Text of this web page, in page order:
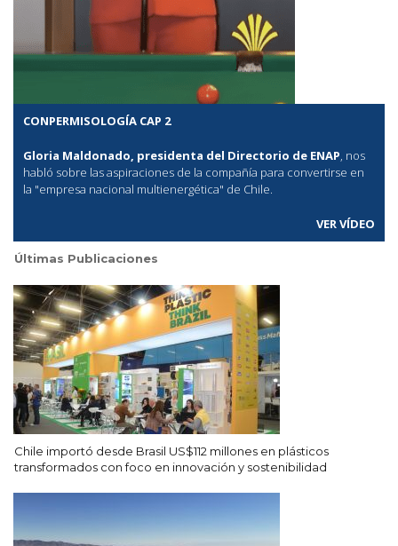
CONPERMISOLOGÍA CAP 2
Gloria Maldonado, presidenta del Directorio de ENAP , nos
habló sobre las aspiraciones de la compañía para convertirse en
la "empresa nacional multienergética" de Chile.
VER VÍDEO
Últimas Publicaciones
Chile importó desde Brasil US$112 millones en plásticos
transformados con foco en innovación y sostenibilidad